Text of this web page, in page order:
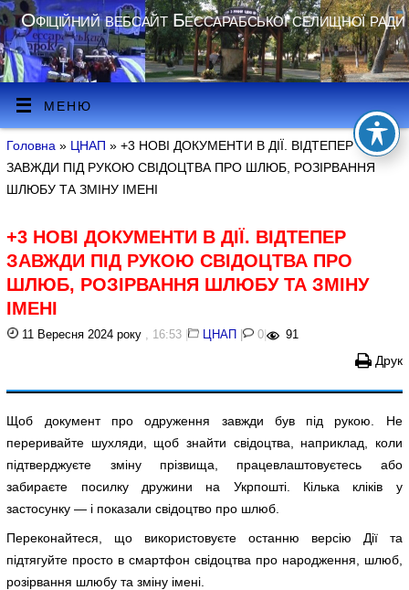
Офіційний вебсайт Бессарабської селищної ради
МЕНЮ
Головна » ЦНАП » +3 НОВІ ДОКУМЕНТИ В ДІЇ. ВІДТЕПЕР
ЗАВЖДИ ПІД РУКОЮ СВІДОЦТВА ПРО ШЛЮБ, РОЗІРВАННЯ
ШЛЮБУ ТА ЗМІНУ ІМЕНІ
+3 НОВІ ДОКУМЕНТИ В ДІЇ. ВІДТЕПЕР
ЗАВЖДИ ПІД РУКОЮ СВІДОЦТВА ПРО
ШЛЮБ, РОЗІРВАННЯ ШЛЮБУ ТА ЗМІНУ
ІМЕНІ
11 Вересня 2024 року , 16:53 | ЦНАП | 0 | 91
Друк
Щоб документ про одруження завжди був під рукою. Не
переривайте шухляди, щоб знайти свідоцтва, наприклад, коли
підтверджуєте зміну прізвища, працевлаштовуєтесь або
забираєте посилку дружини на Укрпошті. Кілька кліків у
застосунку — і показали свідоцтво про шлюб.
Переконайтеся, що використовуєте останню версію Дії та
підтягуйте просто в смартфон свідоцтва про народження, шлюб,
розірвання шлюбу та зміну імені.